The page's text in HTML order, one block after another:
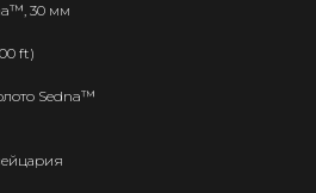
30 мм
ft)
Sedna™